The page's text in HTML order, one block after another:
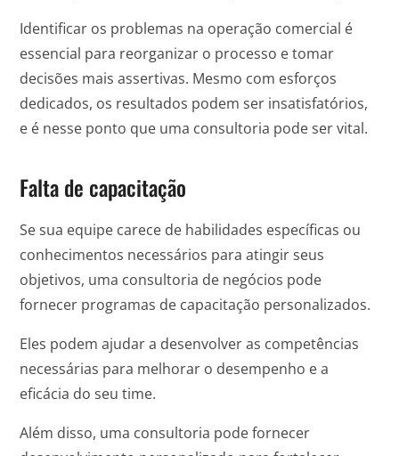
Identificar os problemas na operação comercial é
essencial para reorganizar o processo e tomar
decisões mais assertivas. Mesmo com esforços
dedicados, os resultados podem ser insatisfatórios,
e é nesse ponto que uma consultoria pode ser vital.
Falta de capacitação
Se sua equipe carece de habilidades específicas ou
conhecimentos necessários para atingir seus
objetivos, uma consultoria de negócios pode
fornecer programas de capacitação personalizados.
Eles podem ajudar a desenvolver as competências
necessárias para melhorar o desempenho e a
eficácia do seu time.
Além disso, uma consultoria pode fornecer